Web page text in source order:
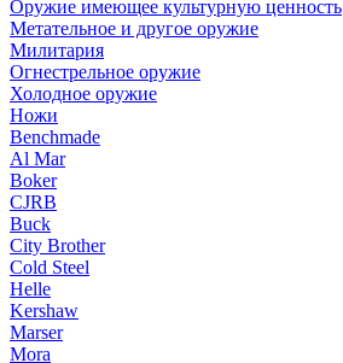
Оружие имеющее культурную ценность
Метательное и другое оружие
Милитария
Огнестрельное оружие
Холодное оружие
Ножи
Benchmade
Al Mar
Boker
CJRB
Buck
City Brother
Cold Steel
Helle
Kershaw
Marser
Mora